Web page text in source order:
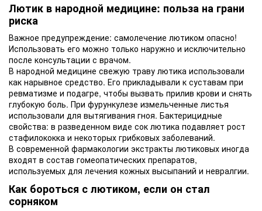
Лютик в народной медицине: польза на грани
риска
Важное предупреждение: самолечение лютиком опасно!
Использовать его можно только наружно и исключительно
после консультации с врачом.
В народной медицине свежую траву лютика использовали
как нарывное средство. Его прикладывали к суставам при
ревматизме и подагре, чтобы вызвать прилив крови и снять
глубокую боль. При фурункулезе измельченные листья
использовали для вытягивания гноя. Бактерицидные
свойства: в разведенном виде сок лютика подавляет рост
стафилококка и некоторых грибковых заболеваний.
В современной фармакологии экстракты лютиковых иногда
входят в состав гомеопатических препаратов,
используемых для лечения кожных высыпаний и невралгии.
Как бороться с лютиком, если он стал
сорняком